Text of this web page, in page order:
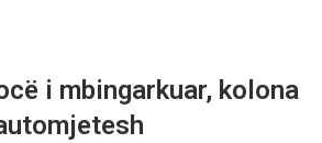
i mbingarkuar, kolona